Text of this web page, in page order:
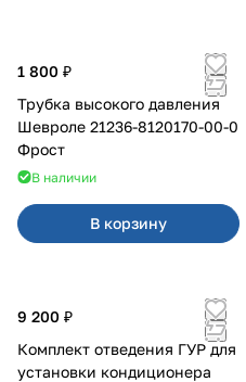
1 800 ₽
Трубка высокого давления
Шевроле 21236-8120170-00-0
Фрост
В наличии
В корзину
9 200 ₽
Комплект отведения ГУР для
установки кондиционера